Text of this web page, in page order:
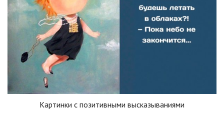
Картинки с позитивными высказываниями